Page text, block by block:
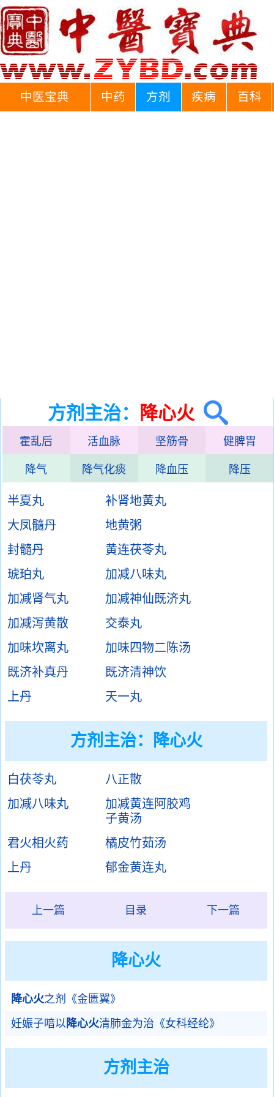
中医宝典 中药 方剂 疾病 百科
方剂主治： 降心火
霍乱后 活血脉 坚筋骨 健脾胃
降气 降气化痰 降血压 降压
半夏丸
补肾地黄丸
大凤髓丹
地黄粥
封髓丹
黄连茯苓丸
琥珀丸
加减八味丸
加减肾气丸
加减神仙既济丸
加减泻黄散
交泰丸
加味坎离丸
加味四物二陈汤
既济补真丹
既济清神饮
上丹
天一丸
方剂主治： 降心火
白茯苓丸
八正散
加减八味丸
加减黄连阿胶鸡
子黄汤
君火相火药
橘皮竹茹汤
上丹
郁金黄连丸
上一篇 目录 下一篇
降心火
降心火之剂《金匮翼》
妊娠子喑以降心火清肺金为治《女科经纶》
方剂主治